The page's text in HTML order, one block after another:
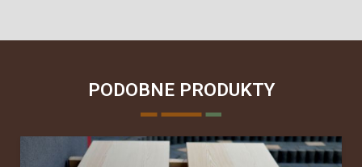
PODOBNE PRODUKTY